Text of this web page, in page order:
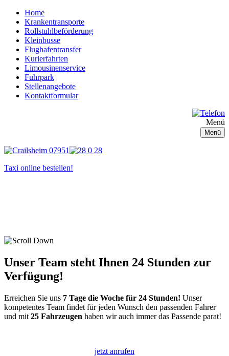
Home
Krankentransporte
Rollstuhlbeförderung
Kleinbusse
Flughafentransfer
Kurierfahrten
Limousinenservice
Fuhrpark
Stellenangebote
Kontaktformular
Menü
Menü
Taxi online bestellen!
Unser Team steht Ihnen 24 Stunden zur
Verfügung!
Erreichen Sie uns 7 Tage die Woche für 24 Stunden! Unser
kompetentes Team findet für jeden Wunsch den passenden Fahrer
und mit 25 Fahrzeugen haben wir auch immer das Passende parat!
jetzt anrufen